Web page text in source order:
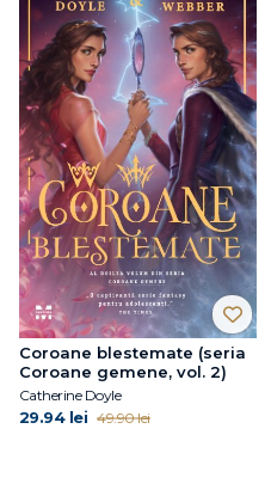
Coroane blestemate (seria
Coroane gemene, vol. 2)
Catherine Doyle
29.94 lei 49.90 lei